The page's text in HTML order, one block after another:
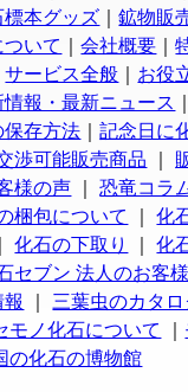
本グッズ ｜鉱物販
いて ｜会社概要 ｜
サービス全般 お役
情報・最新ニュース
保存方法 ｜記念日に
渉可能販売商品
様の声 ｜恐竜コラ
梱包について ｜化
化石の下取り ｜化
セブン 法人のお客様
三葉虫のカタ
モノ化石について
の化石の博物館